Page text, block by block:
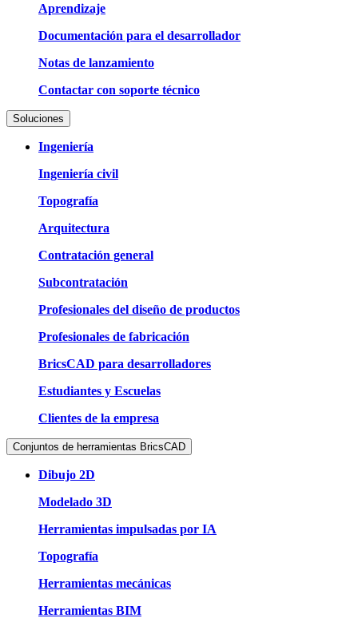
Aprendizaje
Documentación para el desarrollador
Notas de lanzamiento
Contactar con soporte técnico
Soluciones
Ingeniería
Ingeniería civil
Topografía
Arquitectura
Contratación general
Subcontratación
Profesionales del diseño de productos
Profesionales de fabricación
BricsCAD para desarrolladores
Estudiantes y Escuelas
Clientes de la empresa
Conjuntos de herramientas BricsCAD
Dibujo 2D
Modelado 3D
Herramientas impulsadas por IA
Topografía
Herramientas mecánicas
Herramientas BIM